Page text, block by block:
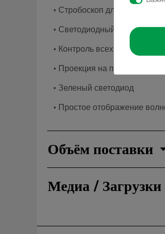
• Стробоскоп для
• Светодиодный дисплей:
• Контроль всех параметров
• Проекция на прозрачный
• Зеленый светодиод
• Простое отображение
Объём поставки
Медиа / Загрузки